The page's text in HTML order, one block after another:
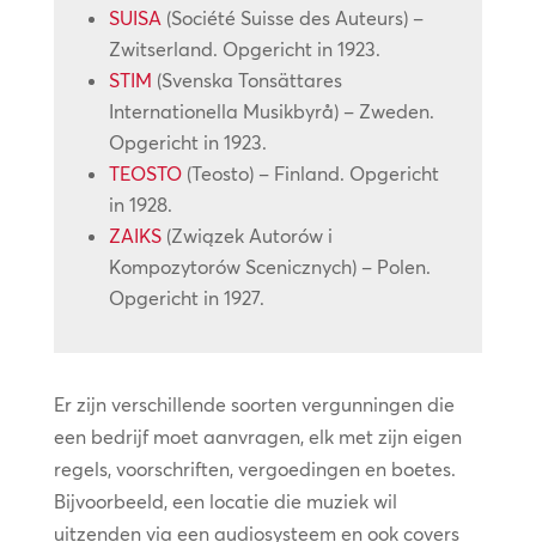
SUISA(Société Suisse des Auteurs) –
Zwitserland. Opgericht in 1923.
STIM (Svenska Tonsättares
Internationella Musikbyrå) – Zweden.
Opgericht in 1923.
TEOSTO(Teosto) – Finland. Opgericht
in 1928.
ZAIKS(Związek Autorów i
Kompozytorów Scenicznych) – Polen.
Opgericht in 1927.
Er zijn verschillende soorten vergunningen die
een bedrijf moet aanvragen, elk met zijn eigen
regels, voorschriften, vergoedingen en boetes.
Bijvoorbeeld, een locatie die muziek wil
uitzenden via een audiosysteem en ook covers